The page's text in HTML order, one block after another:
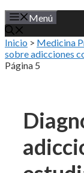
Menú
Inicio > Medicina
sobre adicciones
Página 5